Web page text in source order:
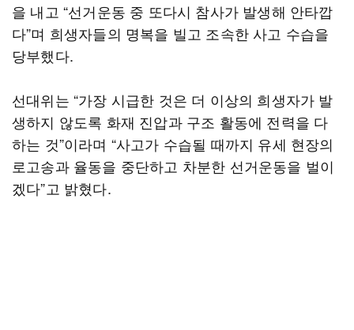
을 내고 “선거운동 중 또다시 참사가 발생해 안타깝
다”며 희생자들의 명복을 빌고 조속한 사고 수습을
당부했다.
선대위는 “가장 시급한 것은 더 이상의 희생자가 발
생하지 않도록 화재 진압과 구조 활동에 전력을 다
하는 것”이라며 “사고가 수습될 때까지 유세 현장의
로고송과 율동을 중단하고 차분한 선거운동을 벌이
겠다”고 밝혔다.